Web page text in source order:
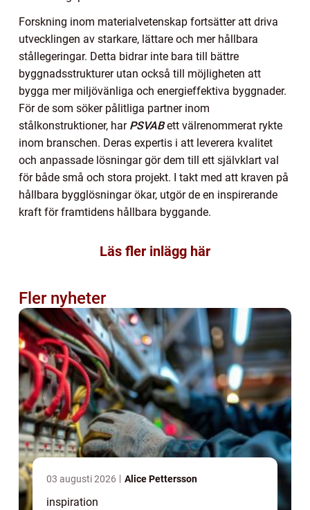
Forskning inom materialvetenskap fortsätter att driva
utvecklingen av starkare, lättare och mer hållbara
stållegeringar. Detta bidrar inte bara till bättre
byggnadsstrukturer utan också till möjligheten att
bygga mer miljövänliga och energieffektiva byggnader.
För de som söker pålitliga partner inom
stålkonstruktioner, har PSVAB ett välrenommerat rykte
inom branschen. Deras expertis i att leverera kvalitet
och anpassade lösningar gör dem till ett självklart val
för både små och stora projekt. I takt med att kraven på
hållbara bygglösningar ökar, utgör de en inspirerande
kraft för framtidens hållbara byggande.
Läs fler inlägg här
Fler nyheter
03 augusti 2026 Alice Pettersson
inspiration